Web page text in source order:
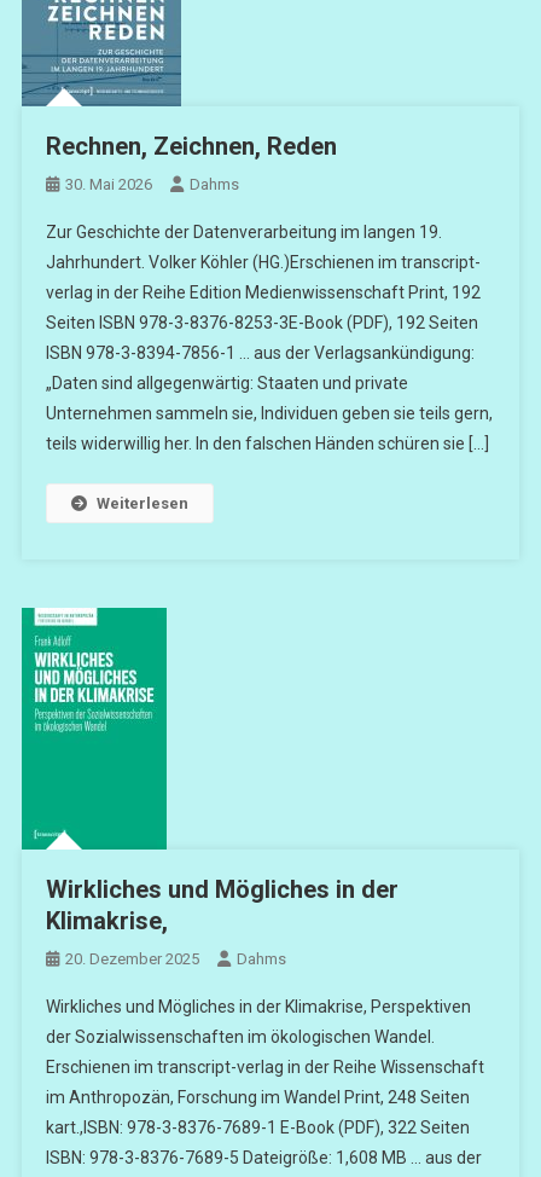
Rechnen, Zeichnen, Reden
30. Mai 2026 Dahms
Zur Geschichte der Datenverarbeitung im langen 19.
Jahrhundert. Volker Köhler (HG.)Erschienen im transcript-
verlag in der Reihe Edition Medienwissenschaft Print, 192
Seiten ISBN 978-3-8376-8253-3E-Book (PDF), 192 Seiten
ISBN 978-3-8394-7856-1 … aus der Verlagsankündigung:
„Daten sind allgegenwärtig: Staaten und private
Unternehmen sammeln sie, Individuen geben sie teils gern,
teils widerwillig her. In den falschen Händen schüren sie […]
Weiterlesen
Wirkliches und Mögliches in der
Klimakrise,
20. Dezember 2025 Dahms
Wirkliches und Mögliches in der Klimakrise, Perspektiven
der Sozialwissenschaften im ökologischen Wandel.
Erschienen im transcript-verlag in der Reihe Wissenschaft
im Anthropozän, Forschung im Wandel Print, 248 Seiten
kart.,ISBN: 978-3-8376-7689-1 E-Book (PDF), 322 Seiten
ISBN: 978-3-8376-7689-5 Dateigröße: 1,608 MB … aus der